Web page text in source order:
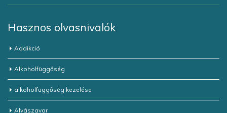
Hasznos olvasnivalók
Addikció
Alkoholfüggőség
alkoholfüggőség kezelése
Alvászavar